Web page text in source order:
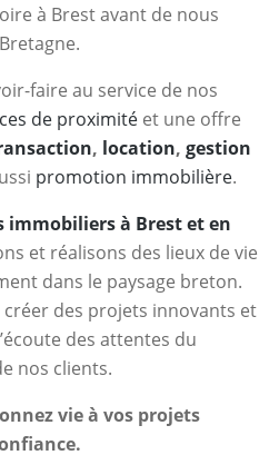
à Brest avant de nous
faire au service de nos
de proximité et une offre
, location, gestion
promotion immobilière.
immobiliers à Brest et en
et réalisons des lieux de vie
dans le paysage breton.
des projets innovants et
des attentes du
nos clients.
vie à vos projets